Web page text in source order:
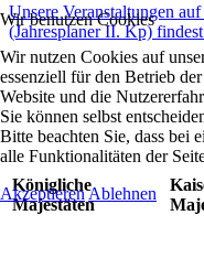
Unsere Veranstaltungen
(Jahresplaner II. Kp)
Königliche
Majestäten
Wir benutzen Cookies
Wir nutzen Cookies auf
essenziell für den Betrieb
Website und die
Sie können selbst
Bitte beachten Sie, dass bei
alle Funktionalitäten der
AkzeptierenAblehnen